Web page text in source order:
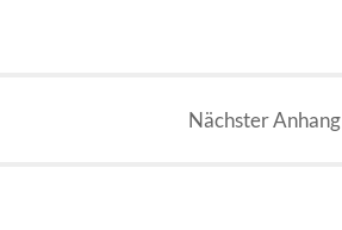
NächsterAnhang